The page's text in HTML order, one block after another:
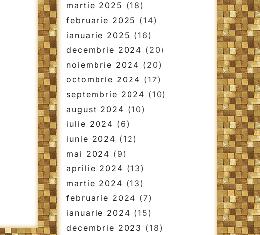
martie 2025 (18)
februarie 2025 (14)
ianuarie 2025 (16)
decembrie 2024 (20)
noiembrie 2024 (20)
octombrie 2024 (17)
septembrie 2024 (10)
august 2024 (10)
iulie 2024 (6)
iunie 2024 (12)
mai 2024 (9)
aprilie 2024 (13)
martie 2024 (13)
februarie 2024 (7)
ianuarie 2024 (15)
decembrie 2023 (18)